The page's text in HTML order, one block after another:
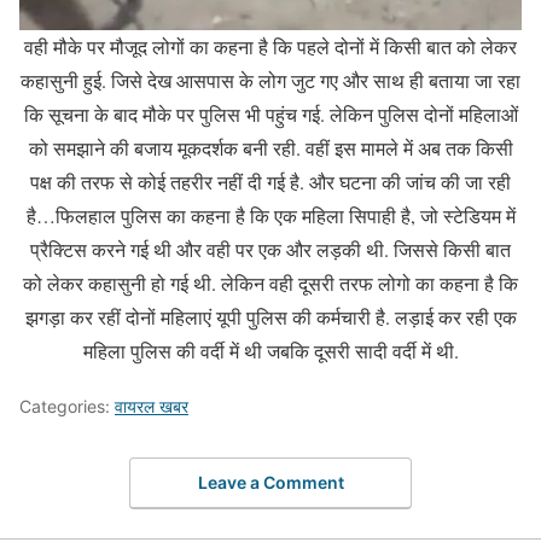
वही मौके पर मौजूद लोगों का कहना है कि पहले दोनों में किसी बात को लेकर
कहासुनी हुई. जिसे देख आसपास के लोग जुट गए और साथ ही बताया जा रहा
कि सूचना के बाद मौके पर पुलिस भी पहुंच गई. लेकिन पुलिस दोनों महिलाओं
को समझाने की बजाय मूकदर्शक बनी रही. वहीं इस मामले में अब तक किसी
पक्ष की तरफ से कोई तहरीर नहीं दी गई है. और घटना की जांच की जा रही
है…फिलहाल पुलिस का कहना है कि एक महिला सिपाही है, जो स्टेडियम में
प्रैक्टिस करने गई थी और वही पर एक और लड़की थी. जिससे किसी बात
को लेकर कहासुनी हो गई थी. लेकिन वही दूसरी तरफ लोगो का कहना है कि
झगड़ा कर रहीं दोनों महिलाएं यूपी पुलिस की कर्मचारी है. लड़ाई कर रही एक
महिला पुलिस की वर्दी में थी जबकि दूसरी सादी वर्दी में थी.
Categories: वायरल खबर
Leave a Comment